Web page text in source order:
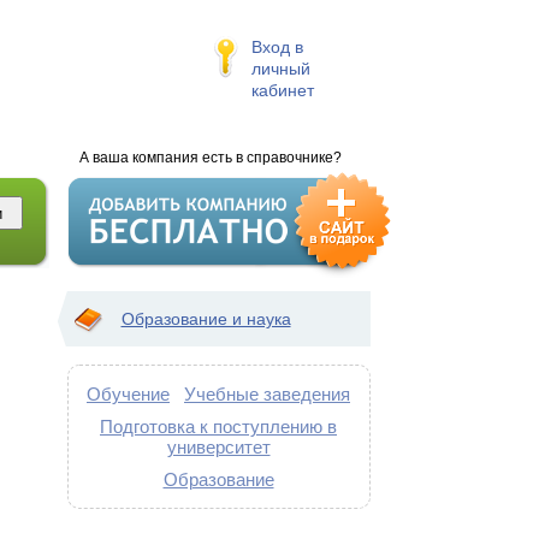
Вход в
личный
кабинет
А ваша компания есть в справочнике?
Образование и наука
Обучение
Учебные заведения
Подготовка к поступлению в
университет
Образование